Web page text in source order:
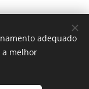
adequado
a melhor